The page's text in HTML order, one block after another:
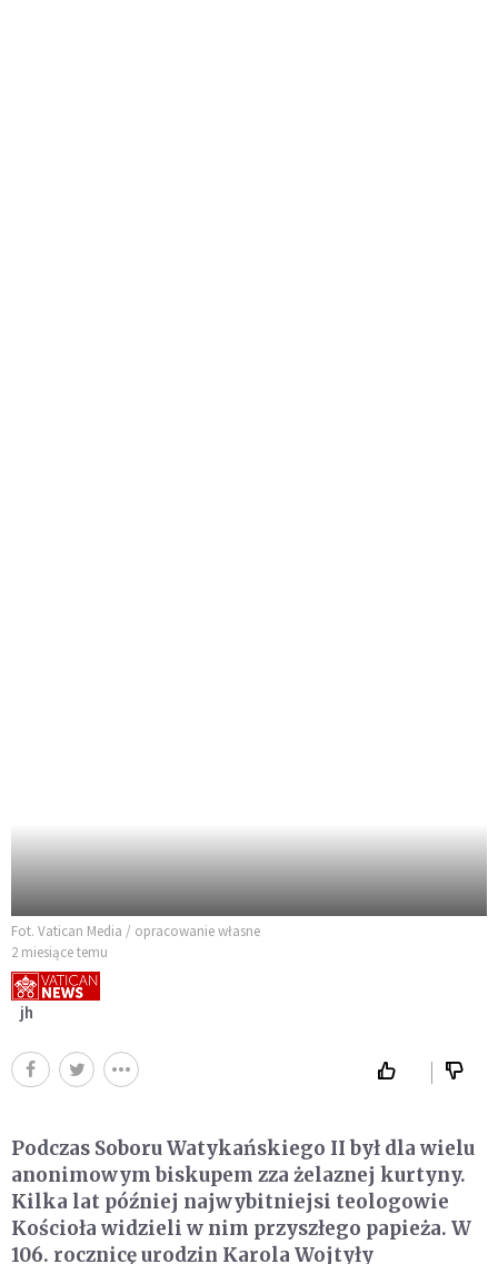
Fot. Vatican Media / opracowanie własne
2 miesiące temu
jh
Podczas Soboru Watykańskiego II był dla wielu
anonimowym biskupem zza żelaznej kurtyny.
Kilka lat później najwybitniejsi teologowie
Kościoła widzieli w nim przyszłego papieża. W
106. rocznicę urodzin Karola Wojtyły